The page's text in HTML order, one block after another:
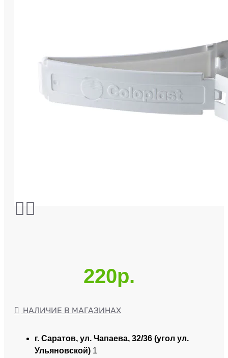
220р.
НАЛИЧИЕ В МАГАЗИНАХ
г. Саратов, ул. Чапаева, 32/36 (угол ул.
Ульяновской) 1